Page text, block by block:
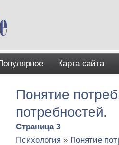
Карта сайта
Понятие
потребностей.
Страница 3
Психология » Понятие